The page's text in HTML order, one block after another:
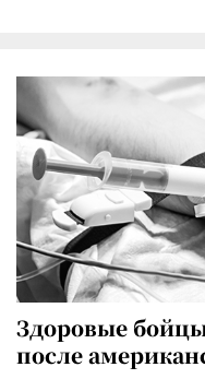
Здоровые
после